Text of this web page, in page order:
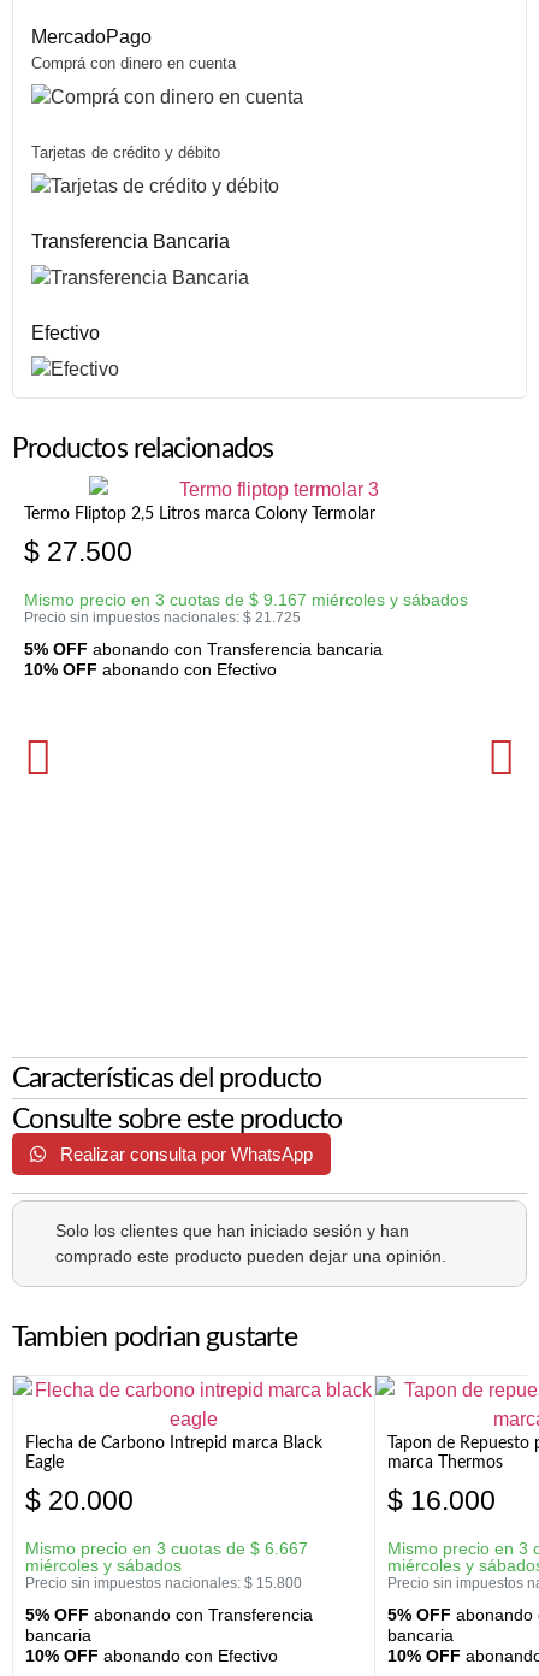
MercadoPago
Comprá con dinero en cuenta
Tarjetas de crédito y débito
Transferencia Bancaria
Efectivo
Productos relacionados
Termo Fliptop 2,5 Litros marca Colony Termolar
$ 27.500
Mismo precio en 3 cuotas de $ 9.167 miércoles y sábados
Precio sin impuestos nacionales: $ 21.725
5% OFF abonando con Transferencia bancaria
10% OFF abonando con Efectivo
Características del producto
Consulte sobre este producto
Realizar consulta por WhatsApp
Solo los clientes que han iniciado sesión y han
comprado este producto pueden dejar una opinión.
Tambien podrian gustarte
Flecha de Carbono Intrepid marca Black
Eagle
$ 20.000
Mismo precio en 3 cuotas de $ 6.667
miércoles y sábados
Precio sin impuestos nacionales: $ 15.800
5% OFF abonando con Transferencia
bancaria
10% OFF abonando con Efectivo
Tapon de Repuesto
marca Thermos
$ 16.000
Mismo precio en 3
miércoles y
Precio sin impuestos
5% OFF abonando
bancaria
10% OFF